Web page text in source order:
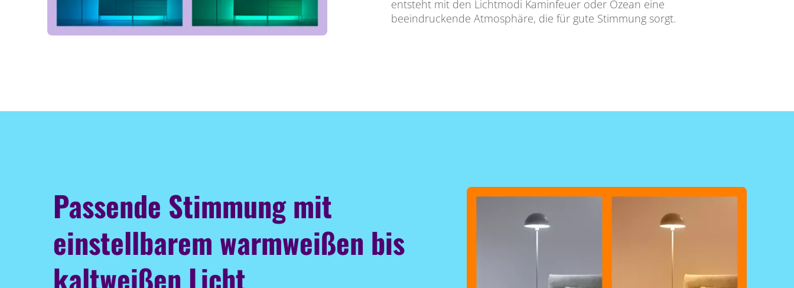
entsteht mit den Lichtmodi Kaminfeuer oder Ozean eine
beeindruckende Atmosphäre, die für gute Stimmung sorgt.
Passende Stimmung mit
einstellbarem warmweißen bis
kaltweißen Licht